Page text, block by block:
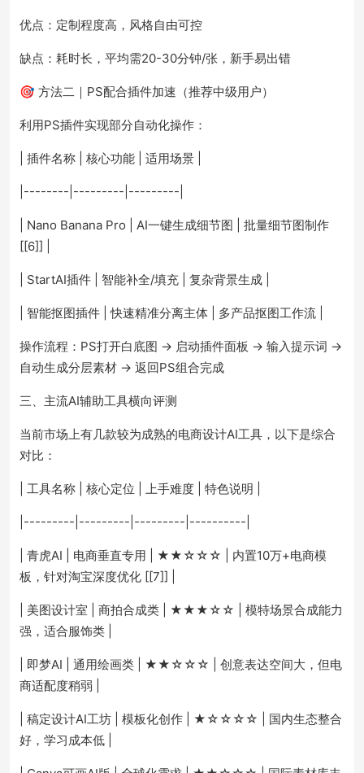
优点：定制程度高，风格自由可控
缺点：耗时长，平均需20-30分钟/张，新手易出错
🎯 方法二｜PS配合插件加速（推荐中级用户）
利用PS插件实现部分自动化操作：
| 插件名称 | 核心功能 | 适用场景 |
|--------|---------|---------|
| Nano Banana Pro | AI一键生成细节图 | 批量细节图制作
[[6]] |
| StartAI插件 | 智能补全/填充 | 复杂背景生成 |
| 智能抠图插件 | 快速精准分离主体 | 多产品抠图工作流 |
操作流程：PS打开白底图 → 启动插件面板 → 输入提示词 →
自动生成分层素材 → 返回PS组合完成
三、主流AI辅助工具横向评测
当前市场上有几款较为成熟的电商设计AI工具，以下是综合
对比：
| 工具名称 | 核心定位 | 上手难度 | 特色说明 |
|---------|---------|---------|----------|
| 青虎AI | 电商垂直专用 | ★★☆☆☆ | 内置10万+电商模
板，针对淘宝深度优化 [[7]] |
| 美图设计室 | 商拍合成类 | ★★★☆☆ | 模特场景合成能力
强，适合服饰类 |
| 即梦AI | 通用绘画类 | ★★☆☆☆ | 创意表达空间大，但电
商适配度稍弱 |
| 稿定设计AI工坊 | 模板化创作 | ★☆☆☆☆ | 国内生态整合
好，学习成本低 |